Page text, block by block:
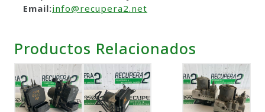
Email:info@recupera2.net
Productos Relacionados